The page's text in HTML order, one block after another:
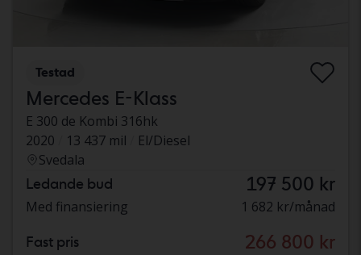
Testad
Mercedes E-Klass
E 300 de Kombi 316hk
2020
13 437 mil
El/Diesel
Svedala
Ledande bud 197 500 kr
Med finansiering 1 682 kr/månad
Fast pris 266 800 kr